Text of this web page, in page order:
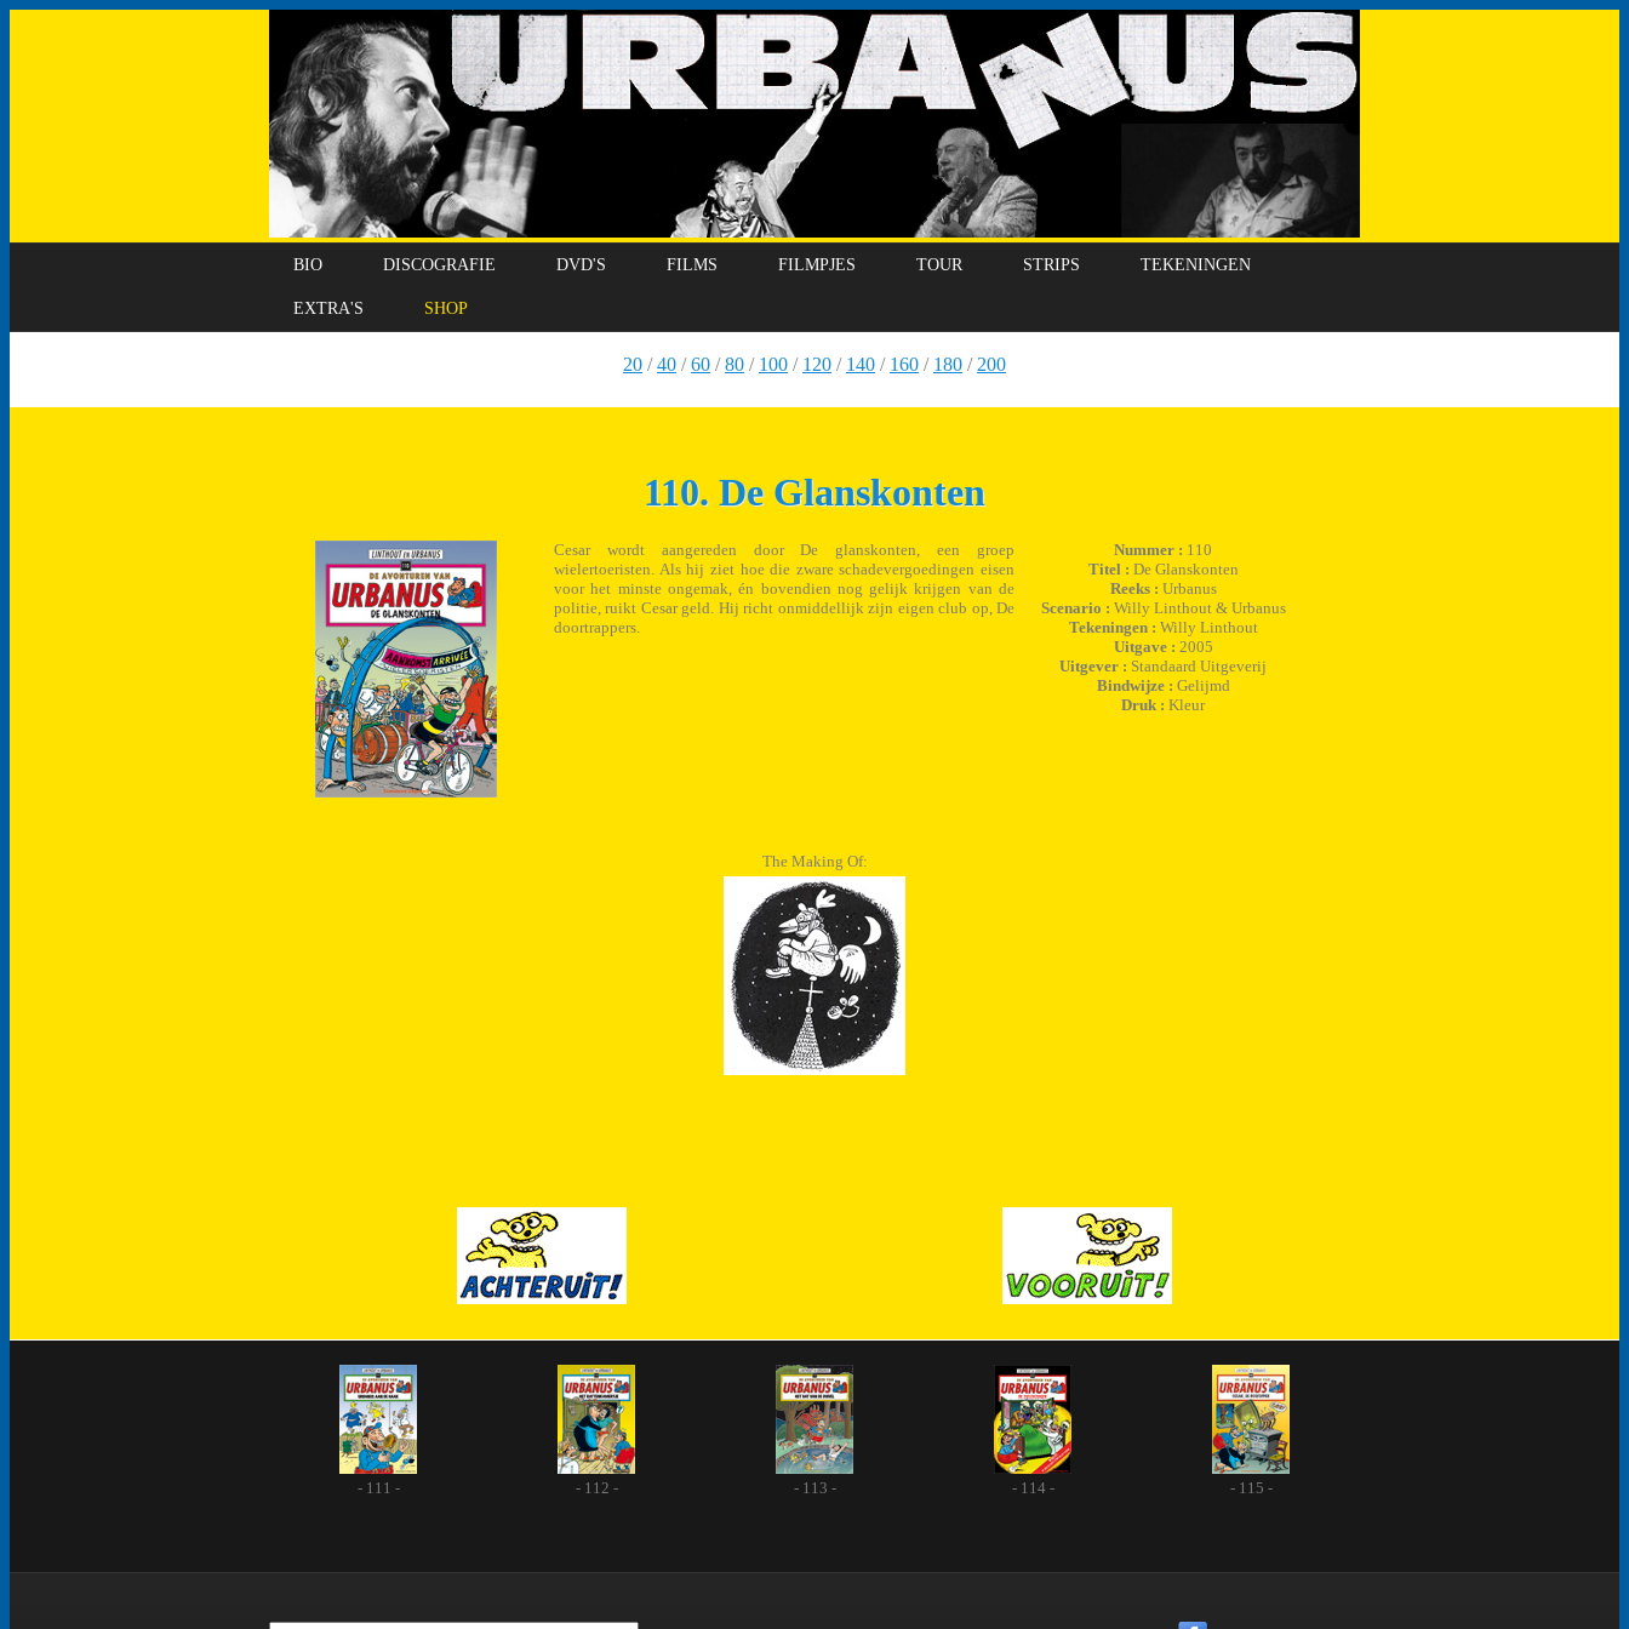
BIO DISCOGRAFIE DVD'S FILMS FILMPJES TOUR STRIPS TEKENINGEN
EXTRA'S SHOP
20 /40 /60 /80 / 100 / 120 / 140 / 160 / 180 / 200
110. De Glanskonten
Cesar wordt aangereden door De glanskonten, een groep
wielertoeristen. Als hij ziet hoe die zware schadevergoedingen eisen
voor het minste ongemak, én bovendien nog gelijk krijgen van de
politie, ruikt Cesar geld. Hij richt onmiddellijk zijn eigen club op, De
doortrappers.
Nummer : 110
Titel : De Glanskonten
Reeks : Urbanus
Scenario : Willy Linthout & Urbanus
Tekeningen : Willy Linthout
Uitgave : 2005
Uitgever : Standaard Uitgeverij
Bindwijze : Gelijmd
Druk : Kleur
The Making Of:
- 111 - - 112 - - 113 - - 114 - - 115 -